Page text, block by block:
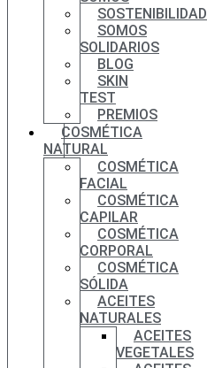
SOSTENIBILIDAD
SOMOS
SOLIDARIOS
BLOG
SKIN
TEST
PREMIOS
COSMÉTICA
NATURAL
COSMÉTICA
FACIAL
COSMÉTICA
CAPILAR
COSMÉTICA
CORPORAL
COSMÉTICA
SÓLIDA
ACEITES
NATURALES
ACEITES
VEGETALES